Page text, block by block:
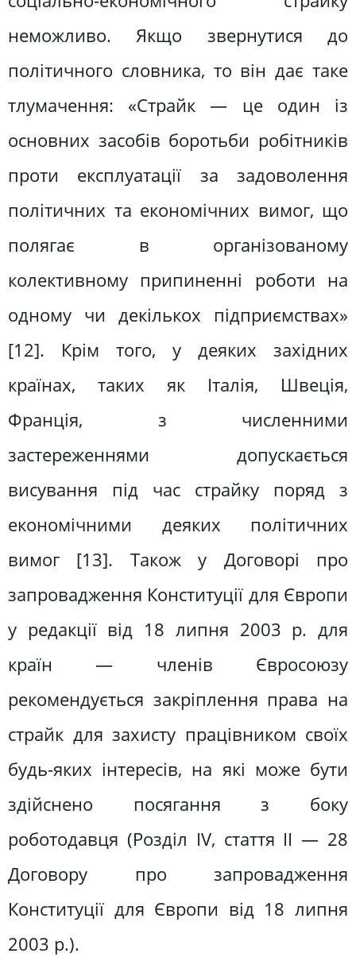
неможливо. Якщо звернутися до
політичного словника, то він дає таке
тлумачення: «Страйк — це один із
основних засобів боротьби робітників
проти експлуатації за задоволення
політичних та економічних вимог, що
полягає в організованому
колективному припиненні роботи на
одному чи декількох підприємствах»
[12]. Крім того, у деяких західних
країнах, таких як Італія, Швеція,
Франція, з численними
застереженнями допускається
висування під час страйку поряд з
економічними деяких політичних
вимог [13]. Також у Договорі про
запровадження Конституції для Європи
у редакції від 18 липня 2003 р. для
країн — членів Євросоюзу
рекомендується закріплення права на
страйк для захисту працівником своїх
будь-яких інтересів, на які може бути
здійснено посягання з боку
роботодавця (Розділ IV, стаття ІІ — 28
Договору про запровадження
Конституції для Європи від 18 липня
2003 р.).